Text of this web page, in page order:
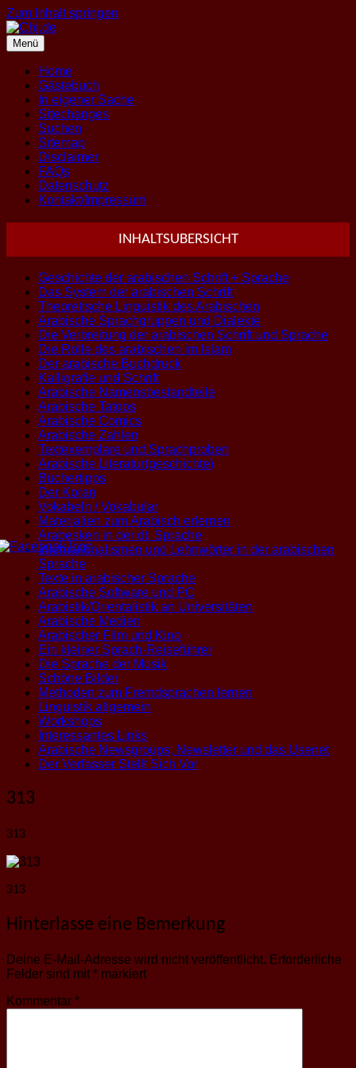
Zum Inhalt springen
Menü
Home
Gästebuch
In eigener Sache
Sitechanges
Suchen
Sitemap
Disclaimer
FAQs
Datenschutz
Kontakt/Impressum
INHALTSUBERSICHT
Geschichte der arabischen Schrift + Sprache
Das System der arabischen Schrift
Theoretische Linguistik des Arabischen
Arabische Sprachgruppen und Dialekte
Die Verbreitung der arabischen Schrift und Sprache
Die Rolle des arabischen im Islam
Der arabische Buchdruck
Kalligrafie und Schrift
Arabische Namensbestandteile
Arabische Tatoos
Arabische Comics
Arabische Zahlen
Textexemplare und Sprachproben
Arabische Literatur(geschichte)
Büchertipps
Der Koran
Vokabeln / Vokabular
Materialien zum Arabisch erlernen
Arabesken in der dt. Sprache
Internationalismen und Lehnwörter in der arabischen
Sprache
Texte in arabischer Sprache
Arabische Software und PC
Arabistik/Orientalistik an Universitäten
Arabische Medien
Arabischer Film und Kino
Ein kleiner Sprach-Reiseführer
Die Sprache der Musik
Schöne Bilder
Methoden zum Fremdsprachen lernen
Linguistik allgemein
Workshops
Interessantes Links
Arabische Newsgroups, Newsletter und das Usenet
Der Verfasser Stellt Sich Vor
313
313
313
Hinterlasse eine Bemerkung
Deine E-Mail-Adresse wird nicht veröffentlicht. Erforderliche
Felder sind mit * markiert
Kommentar *